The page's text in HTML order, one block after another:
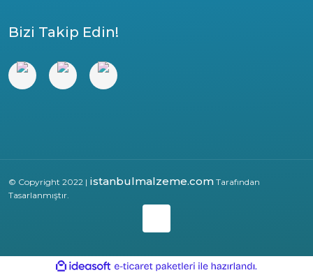
Bizi Takip Edin!
© Copyright 2022 | istanbulmalzeme.com Tarafından
Tasarlanmıştır.
ideasoft
e-